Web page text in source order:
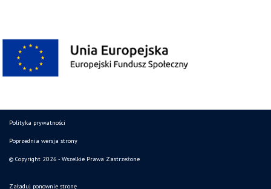
Polityka prywatności
Poprzednia wersja strony
© Copyright 2026 - Wszelkie Prawa Zastrzeżone
Załaduj ponownie stronę